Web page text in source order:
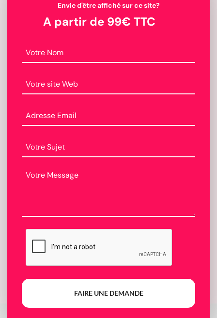
Envie d'être affiché sur ce site?
A partir de 99€ TTC
FAIRE UNE DEMANDE